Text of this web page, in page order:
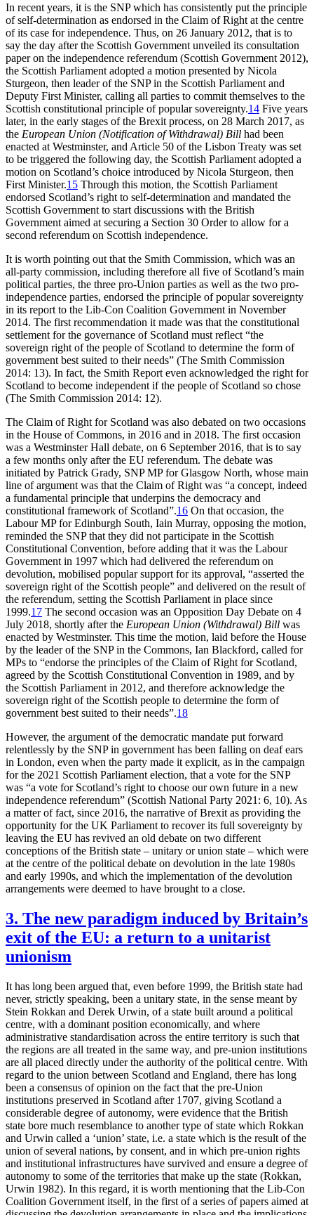
In recent years, it is the SNP which has consistently put the principle
of self-determination as endorsed in the Claim of Right at the centre
of its case for independence. Thus, on 26 January 2012, that is to
say the day after the Scottish Government unveiled its consultation
paper on the independence referendum (Scottish Government 2012),
the Scottish Parliament adopted a motion presented by Nicola
Sturgeon, then leader of the SNP in the Scottish Parliament and
Deputy First Minister, calling all parties to commit themselves to the
Scottish constitutional principle of popular sovereignty.14 Five years
later, in the early stages of the Brexit process, on 28 March 2017, as
the European Union (Notification of Withdrawal) Bill had been
enacted at Westminster, and Article 50 of the Lisbon Treaty was set
to be triggered the following day, the Scottish Parliament adopted a
motion on Scotland’s choice introduced by Nicola Sturgeon, then
First Minister.15 Through this motion, the Scottish Parliament
endorsed Scotland’s right to self-determination and mandated the
Scottish Government to start discussions with the British
Government aimed at securing a Section 30 Order to allow for a
second referendum on Scottish independence.
It is worth pointing out that the Smith Commission, which was an
all-party commission, including therefore all five of Scotland’s main
political parties, the three pro-Union parties as well as the two pro-
independence parties, endorsed the principle of popular sovereignty
in its report to the Lib-Con Coalition Government in November
2014. The first recommendation it made was that the constitutional
settlement for the governance of Scotland must reflect “the
sovereign right of the people of Scotland to determine the form of
government best suited to their needs” (The Smith Commission
2014: 13). In fact, the Smith Report even acknowledged the right for
Scotland to become independent if the people of Scotland so chose
(The Smith Commission 2014: 12).
The Claim of Right for Scotland was also debated on two occasions
in the House of Commons, in 2016 and in 2018. The first occasion
was a Westminster Hall debate, on 6 September 2016, that is to say
a few months only after the EU referendum. The debate was
initiated by Patrick Grady, SNP MP for Glasgow North, whose main
line of argument was that the Claim of Right was “a concept, indeed
a fundamental principle that underpins the democracy and
constitutional framework of Scotland”.16 On that occasion, the
Labour MP for Edinburgh South, Iain Murray, opposing the motion,
reminded the SNP that they did not participate in the Scottish
Constitutional Convention, before adding that it was the Labour
Government in 1997 which had delivered the referendum on
devolution, mobilised popular support for its approval, “asserted the
sovereign right of the Scottish people” and delivered on the result of
the referendum, setting the Scottish Parliament in place since
1999.17 The second occasion was an Opposition Day Debate on 4
July 2018, shortly after the European Union (Withdrawal) Bill was
enacted by Westminster. This time the motion, laid before the House
by the leader of the SNP in the Commons, Ian Blackford, called for
MPs to “endorse the principles of the Claim of Right for Scotland,
agreed by the Scottish Constitutional Convention in 1989, and by
the Scottish Parliament in 2012, and therefore acknowledge the
sovereign right of the Scottish people to determine the form of
government best suited to their needs”.18
However, the argument of the democratic mandate put forward
relentlessly by the SNP in government has been falling on deaf ears
in London, even when the party made it explicit, as in the campaign
for the 2021 Scottish Parliament election, that a vote for the SNP
was “a vote for Scotland’s right to choose our own future in a new
independence referendum” (Scottish National Party 2021: 6, 10). As
a matter of fact, since 2016, the narrative of Brexit as providing the
opportunity for the UK Parliament to recover its full sovereignty by
leaving the EU has revived an old debate on two different
conceptions of the British state – unitary or union state – which were
at the centre of the political debate on devolution in the late 1980s
and early 1990s, and which the implementation of the devolution
arrangements were deemed to have brought to a close.
3. The new paradigm induced by Britain’s
exit of the EU: a return to a unitarist
unionism
It has long been argued that, even before 1999, the British state had
never, strictly speaking, been a unitary state, in the sense meant by
Stein Rokkan and Derek Urwin, of a state built around a political
centre, with a dominant position economically, and where
administrative standardisation across the entire territory is such that
the regions are all treated in the same way, and pre-union institutions
are all placed directly under the authority of the political centre. With
regard to the union between Scotland and England, there has long
been a consensus of opinion on the fact that the pre-Union
institutions preserved in Scotland after 1707, giving Scotland a
considerable degree of autonomy, were evidence that the British
state bore much resemblance to another type of state which Rokkan
and Urwin called a ‘union’ state, i.e. a state which is the result of the
union of several nations, by consent, and in which pre-union rights
and institutional infrastructures have survived and ensure a degree of
autonomy to some of the territories that make up the state (Rokkan,
Urwin 1982). In this regard, it is worth mentioning that the Lib-Con
Coalition Government itself, in the first of a series of papers aimed at